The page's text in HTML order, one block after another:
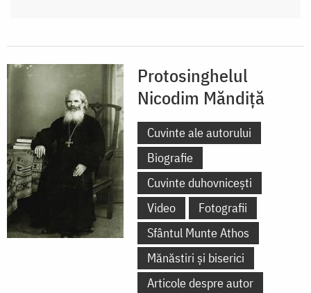
Protosinghelul
Nicodim Măndiță
Cuvinte ale autorului
Biografie
Cuvinte duhovnicești
Video
Fotografii
Sfântul Munte Athos
Mănăstiri și biserici
Articole despre autor